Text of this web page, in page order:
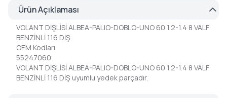
Ürün Açıklaması
VOLANT DİŞLİSİ ALBEA-PALIO-DOBLO-UNO 60 1.2-1.4 8 VALF
BENZİNLİ 116 DİŞ
OEM Kodları
55247060
VOLANT DİŞLİSİ ALBEA-PALIO-DOBLO-UNO 60 1.2-1.4 8 VALF
BENZİNLİ 116 DİŞ uyumlu yedek parçadır.